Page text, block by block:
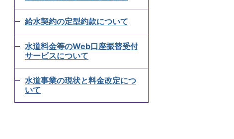
給水契約の定型約款について
水道料金等のWeb口座振替受付
サービスについて
水道事業の現状と料金改定につ
いて